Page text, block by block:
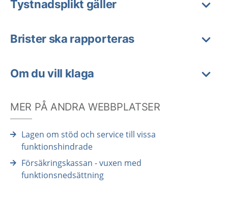
Tystnadsplikt gäller
Brister ska rapporteras
Om du vill klaga
MER PÅ ANDRA WEBBPLATSER
Lagen om stöd och service till vissa
funktionshindrade
Försäkringskassan - vuxen med
funktionsnedsättning